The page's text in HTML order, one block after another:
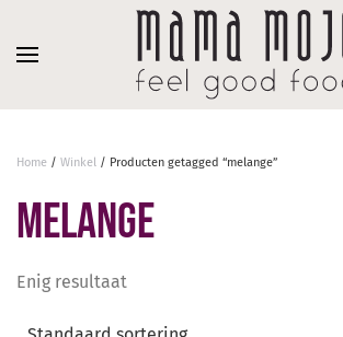
Overslaan en naar de inhoud gaan
Home / Winkel / Producten getagged “melange”
melange
Enig resultaat